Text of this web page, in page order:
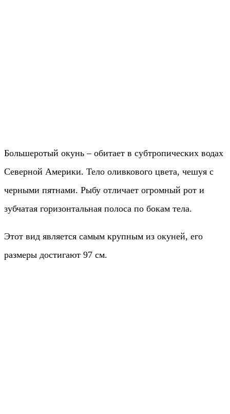
Большеротый окунь – обитает в субтропических водах
Северной Америки. Тело оливкового цвета, чешуя с
черными пятнами. Рыбу отличает огромный рот и
зубчатая горизонтальная полоса по бокам тела.
Этот вид является самым крупным из окуней, его
размеры достигают 97 см.